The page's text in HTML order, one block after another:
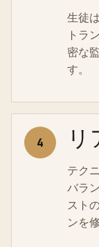
生徒
トラ
密な
す。
4
テク
バラ
スト
ンを